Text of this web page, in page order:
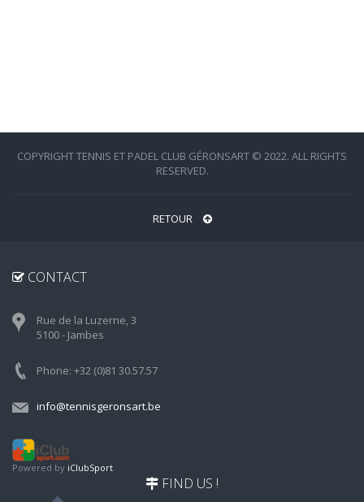
COPYRIGHT TENNIS ET PADEL CLUB GÉRONSART © 2022. ALL RIGHTS
RESERVED.
RETOUR
CONTACT
Rue de la Luzerne, 3
5100 - Jambes
Phone: +32 (0)81 30.57.57
info@tennisgeronsart.be
Powered by iClubSport
FIND US !